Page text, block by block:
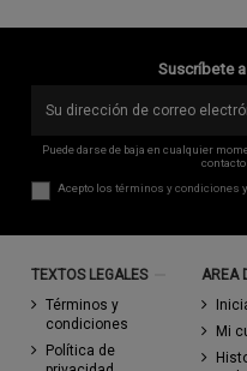
Suscríbete
Puede darse de baja en cualquier
contacto
Acepto lostérminos y condiciones
TEXTOS LEGALES
Términos y
condiciones
Política de
AREA
Mi